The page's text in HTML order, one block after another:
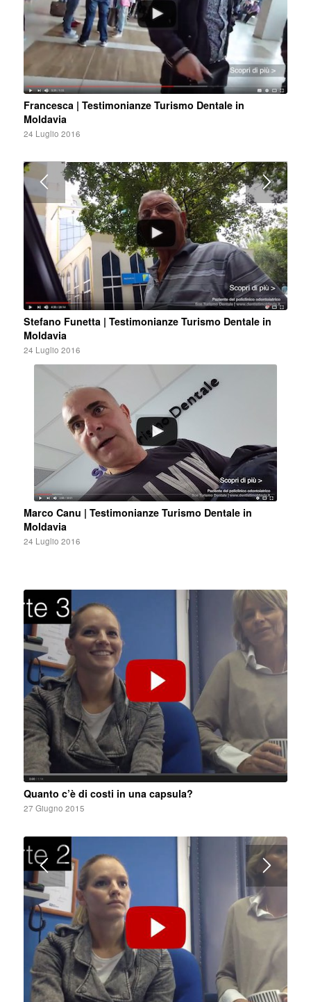
Francesca | Testimonianze Turismo Dentale in
Moldavia
24 Luglio 2016
Stefano Funetta | Testimonianze Turismo Dentale in
Moldavia
24 Luglio 2016
Marco Canu | Testimonianze Turismo Dentale in
Moldavia
24 Luglio 2016
Quanto c’è di costi in una capsula?
27 Giugno 2015